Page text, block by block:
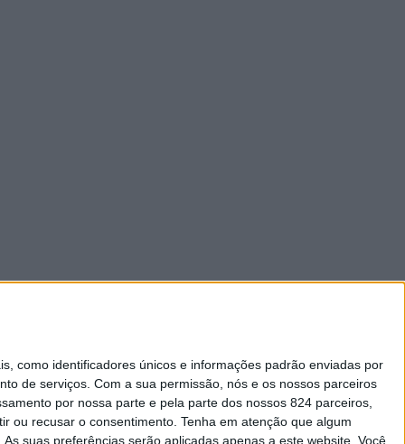
como identificadores únicos e informações padrão enviadas por
de serviços. Com a sua permissão, nós e os nossos parceiros
por nossa parte e pela parte dos nossos 824 parceiros,
ou recusar o consentimento. Tenha em atenção que algum
suas preferências serão aplicadas apenas a este website. Você